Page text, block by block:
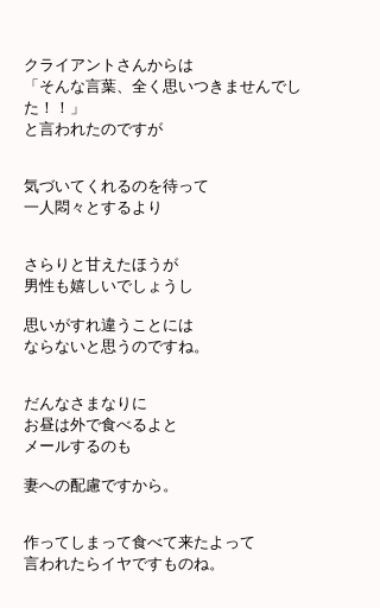
クライアントさんからは
「そんな言葉、全く思いつきませんでし
た！！」
と言われたのですが
気づいてくれるのを待って
一人悶々とするより
さらりと甘えたほうが
男性も嬉しいでしょうし
思いがすれ違うことには
ならないと思うのですね。
だんなさまなりに
お昼は外で食べるよと
メールするのも
妻への配慮ですから。
作ってしまって食べて来たよって
言われたらイヤですものね。